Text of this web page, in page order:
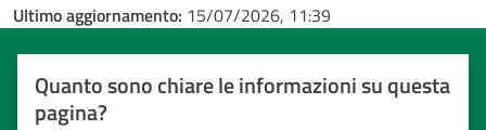
Ultimo aggiornamento: 15/07/2026, 11:39
Quanto sono chiare le informazioni su questa
pagina?